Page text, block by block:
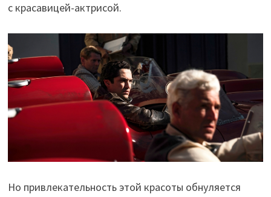
с красавицей-актрисой.
Но привлекательность этой красоты обнуляется